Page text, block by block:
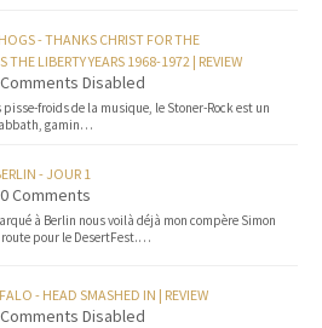
- THANKS CHRIST FOR THE
THE LIBERTY YEARS 1968-1972 | REVIEW
Disabled
pisse-froids de la musique, le Stoner-Rock est un
gamin…
- JOUR 1
Comments
à Berlin nous voilà déjà mon compère Simon
route pour le DesertFest.…
- HEAD SMASHED IN | REVIEW
Disabled